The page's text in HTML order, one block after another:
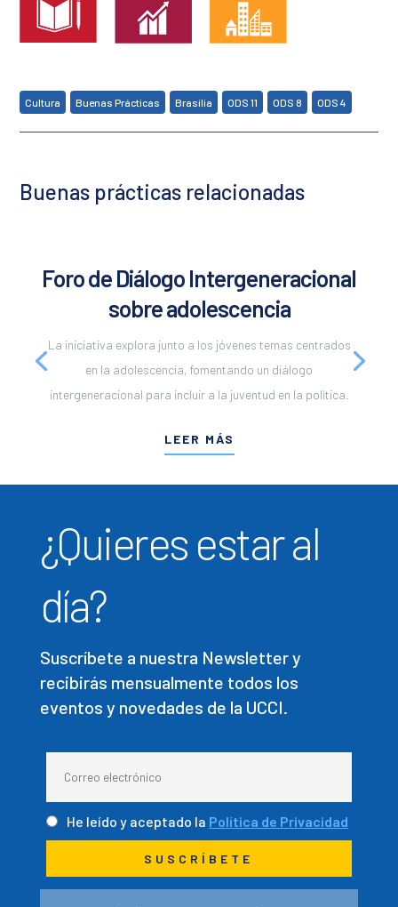
Cultura Buenas Prácticas Brasilia ODS 11 ODS 8 ODS 4
Buenas prácticas relacionadas
Foro de Diálogo Intergeneracional
sobre adolescencia
La iniciativa explora junto a los jóvenes temas centrados
en la adolescencia, fomentando un diálogo
intergeneracional para incluir a la juventud en la política.
LEER MÁS
¿Quieres estar al
día?
Suscríbete a nuestra Newsletter y
recibirás mensualmente todos los
eventos y novedades de la UCCI.
He leído y aceptado la Política de Privacidad